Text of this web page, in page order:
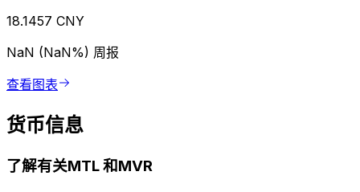
18.1457 CNY
NaN (NaN%) 周报
查看图表
货币信息
了解有关MTL 和MVR